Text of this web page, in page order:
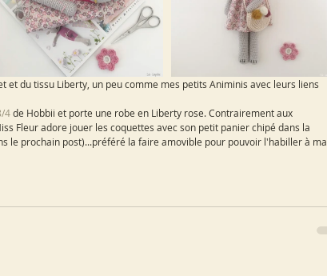
et du tissu Liberty, un peu comme mes petits Animinis avec leurs liens
4 de Hobbii et porte une robe en Liberty rose. Contrairement aux
Fleur adore jouer les coquettes avec son petit panier chipé dans la
le prochain post)...préféré la faire amovible pour pouvoir l'habiller à ma